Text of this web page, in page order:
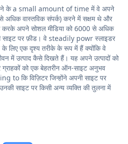
के a small amount of time में वे अपने
अधिक वास्तविक संपर्क) करने में सक्षम थे और
अपने सोशल मीडिया को 6000 से अधिक
साइट पर फ़ीड। वे steadily powr स्लाइडर
के लिए एक दृश्य तरीके के रूप में हैं क्योंकि वे
में उत्पाद कैसे दिखते हैं। यह अपने उत्पादों को
ग्राहकों को एक बेहतरीन ऑन-साइट अनुभव
to कि विज़िटर जिन्होंने अपनी साइट पर
साइट पर किसी अन्य व्यक्ति की तुलना में